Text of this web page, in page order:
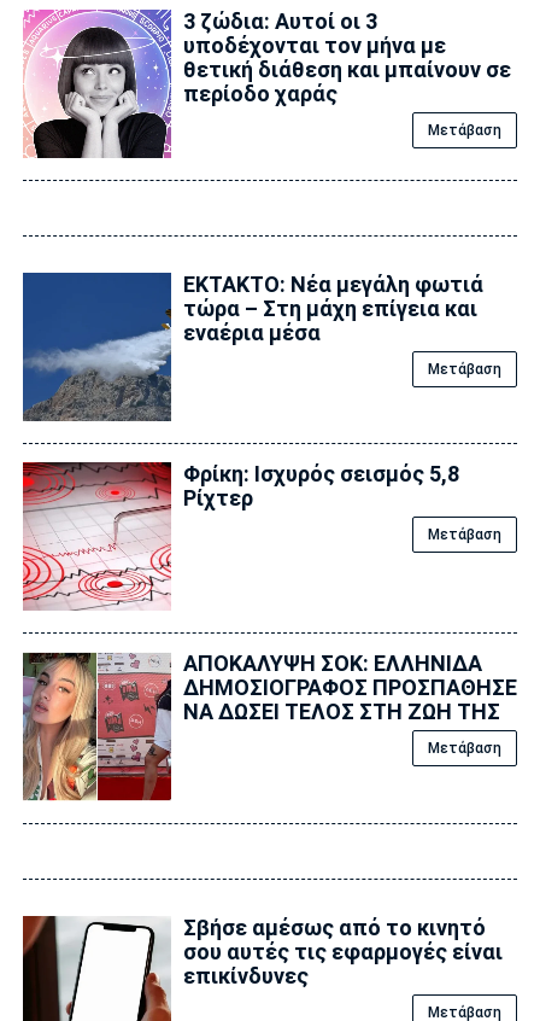
3 ζώδια: Αυτοί οι 3
υποδέχονται τον μήνα με
θετική διάθεση και μπαίνουν σε
περίοδο χαράς
Μετάβαση
ΕΚΤΑΚΤΟ: Νέα μεγάλη φωτιά
τώρα – Στη μάχη επίγεια και
εναέρια μέσα
Μετάβαση
Φρίκη: Ισχυρός σεισμός 5,8
Ρίχτερ
Μετάβαση
ΑΠΟΚΑΛΥΨΗ ΣΟΚ: ΕΛΛΗΝΙΔΑ
ΔΗΜΟΣΙΟΓΡΑΦΟΣ ΠΡΟΣΠΑΘΗΣΕ
ΝΑ ΔΩΣΕΙ ΤΕΛΟΣ ΣΤΗ ΖΩΗ ΤΗΣ
Μετάβαση
Σβήσε αμέσως από το κινητό
σου αυτές τις εφαρμογές είναι
επικίvδυνες
Μετάβαση